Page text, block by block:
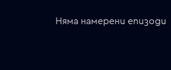
Няма намерени епизоди